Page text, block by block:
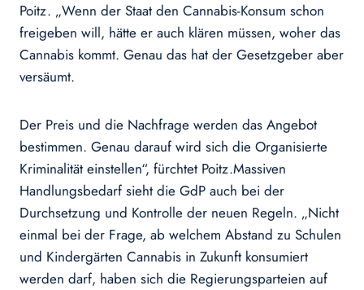
Poitz. „Wenn der Staat den Cannabis-Konsum schon
freigeben will, hätte er auch klären müssen, woher das
Cannabis kommt. Genau das hat der Gesetzgeber aber
versäumt.
Der Preis und die Nachfrage werden das Angebot
bestimmen. Genau darauf wird sich die Organisierte
Kriminalität einstellen“, fürchtet Poitz.Massiven
Handlungsbedarf sieht die GdP auch bei der
Durchsetzung und Kontrolle der neuen Regeln. „Nicht
einmal bei der Frage, ab welchem Abstand zu Schulen
und Kindergärten Cannabis in Zukunft konsumiert
werden darf, haben sich die Regierungsparteien auf